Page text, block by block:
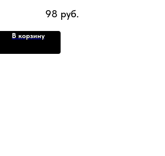
Niacinamide 10 Retinal Serum,
30мл
98 руб.
В корзину